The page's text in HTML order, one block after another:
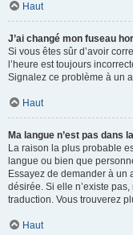
Haut
J’ai changé mon fuseau
Si vous êtes sûr d’avoir
l’heure est toujours
Signalez ce problème à un
Haut
Ma langue n’est pas dans
La raison la plus probable
langue ou bien que
Essayez de demander à un
désirée. Si elle n’existe
traduction. Vous trouverez
Haut